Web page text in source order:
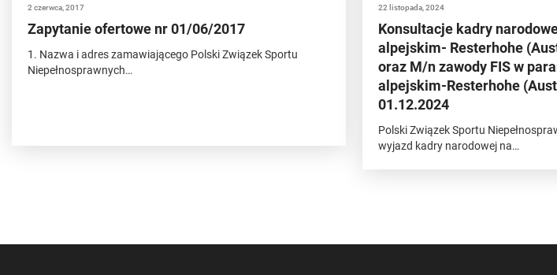
2 czerwca, 2017
Zapytanie ofertowe nr 01/06/2017
1. Nazwa i adres zamawiającego Polski Związek Sportu
Niepełnosprawnych…
22 listopada, 2024
Konsultacje kadry
alpejskim- Resterhohe
oraz M/n zawody FIS w
alpejskim-Resterhohe
01.12.2024
Polski Związek Sportu
wyjazd kadry narodowej na…